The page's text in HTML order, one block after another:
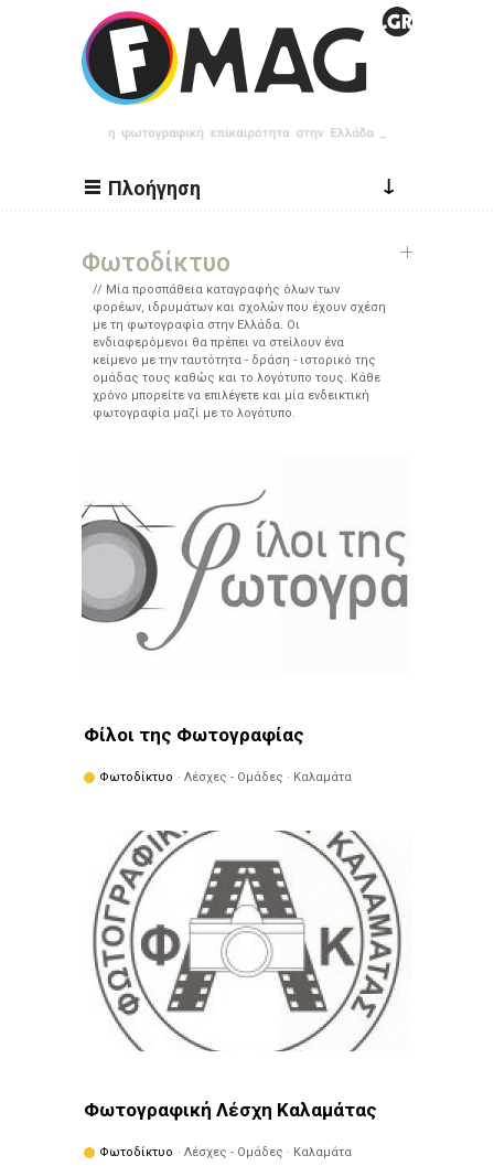
Παράκαμψη προς το κυρίως περιεχόμενο
Πλοήγηση ↓
Φωτοδίκτυο
Μία προσπάθεια καταγραφής όλων των
φορέων, ιδρυμάτων και σχολών που έχουν σχέση
με τη φωτογραφία στην Ελλάδα. Οι
ενδιαφερόμενοι θα πρέπει να στείλουν ένα
κείμενο με την ταυτότητα - δράση - ιστορικό της
ομάδας τους καθώς και το λογότυπο τους. Κάθε
χρόνο μπορείτε να επιλέγετε και μία ενδεικτική
φωτογραφία μαζί με το λογότυπο.
Φίλοι της Φωτογραφίας
Φωτοδίκτυο · Λέσχες - Ομάδες · Καλαμάτα
Φωτογραφική Λέσχη Καλαμάτας
Φωτοδίκτυο · Λέσχες - Ομάδες · Καλαμάτα